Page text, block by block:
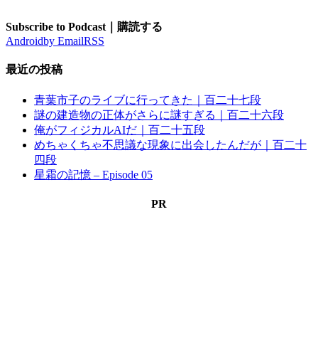
Subscribe to Podcast｜購読する
Androidby EmailRSS
最近の投稿
青葉市子のライブに行ってきた｜百二十七段
謎の建造物の正体がさらに謎すぎる｜百二十六段
俺がフィジカルAIだ｜百二十五段
めちゃくちゃ不思議な現象に出会したんだが｜百二十
四段
星霜の記憶 – Episode 05
PR